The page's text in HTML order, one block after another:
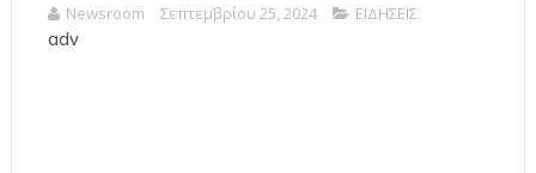
Newsroom Σεπτεμβρίου 25, 2024 ΕΙΔΗΣΕΙΣ
adv